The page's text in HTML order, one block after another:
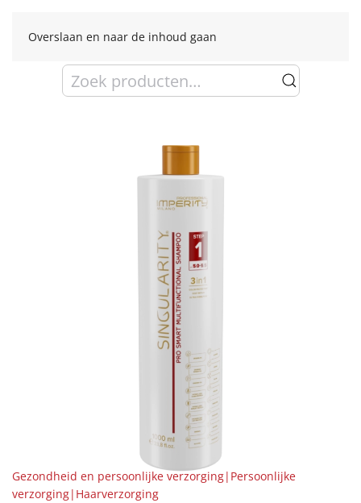
Overslaan en naar de inhoud gaan
Zoeken
naar:
Gezondheid en persoonlijke verzorging|Persoonlijke
verzorging|Haarverzorging